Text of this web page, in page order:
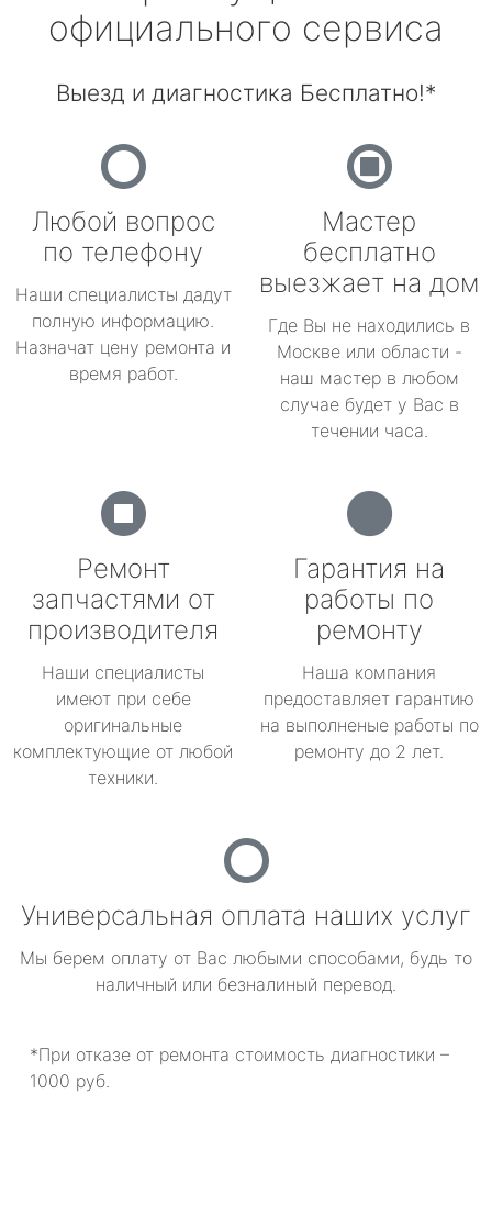
официального сервиса
Выезд и диагностика Бесплатно!*
Любой вопрос
по телефону
Наши специалисты дадут
полную информацию.
Назначат цену ремонта и
время работ.
Мастер
бесплатно
выезжает на дом
Где Вы не находились в
Москве или области -
наш мастер в любом
случае будет у Вас в
течении часа.
Ремонт
запчастями от
производителя
Наши специалисты
имеют при себе
оригинальные
комплектующие от любой
техники.
Гарантия на
работы по
ремонту
Наша компания
предоставляет гарантию
на выполненые работы по
ремонту до 2 лет.
Универсальная оплата наших услуг
Мы берем оплату от Вас любыми способами, будь то
наличный или безналиный перевод.
*При отказе от ремонта стоимость диагностики –
1000 руб.